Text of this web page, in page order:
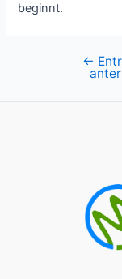
beginnt.
Navegación
←